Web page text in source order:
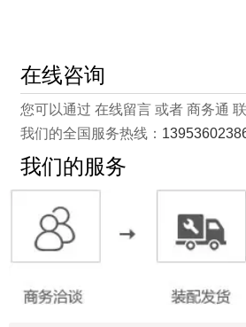
在线咨询
您可以通过 在线留言 或者 商务通
我们的全国服务热线：
我们的服务